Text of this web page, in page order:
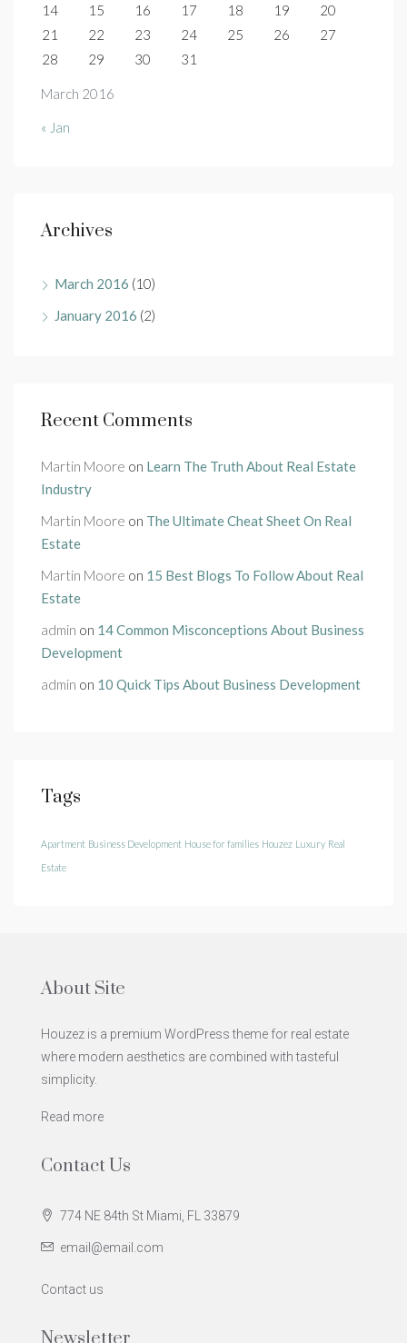
March 2016
14
15 16 17 18 19
20
21
22 23 24 25 26
27
28
29 30 31
« Jan
Archives
March 2016 (10)
January 2016 (2)
Recent Comments
Martin Moore on Learn The Truth About Real Estate
Industry
Martin Moore on The Ultimate Cheat Sheet On Real
Estate
Martin Moore on 15 Best Blogs To Follow About Real
Estate
admin on 14 Common Misconceptions About Business
Development
admin on 10 Quick Tips About Business Development
Tags
Apartment Business Development House for families Houzez Luxury Real
Estate
About Site
Houzez is a premium WordPress theme for real estate
where modern aesthetics are combined with tasteful
simplicity.
Read more
Contact Us
774 NE 84th St Miami, FL 33879
email@email.com
Contact us